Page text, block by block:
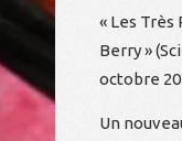
« Les Très
Berry »
octobre
Un